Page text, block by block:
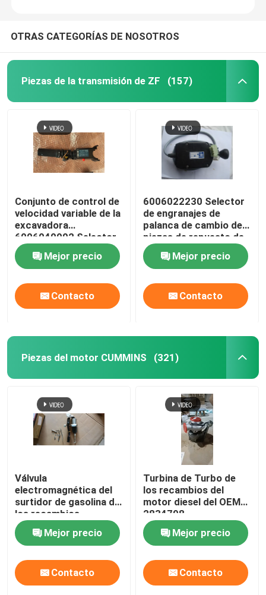
OTRAS CATEGORÍAS DE NOSOTROS
Piezas de la transmisión de ZF (157)
Conjunto de control de
velocidad variable de la
excavadora
6006040002 Selector
de engranajes SG-4A
Mejor precio
Contacto
6006022230 Selector
de engranajes de
palanca de cambio de
piezas de repuesto de
excavadoras
Mejor precio
Contacto
Piezas del motor CUMMINS (321)
Válvula
electromagnética del
surtidor de gasolina de
los recambios
5301701 del motor
diesel del mercado de
accesorios
Mejor precio
Contacto
Turbina de Turbo de
los recambios del
motor diesel del OEM
2834798
Mejor precio
Contacto